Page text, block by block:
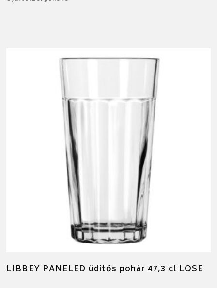
LIBBEY PANELED üditős pohár 47,3 cl LOSE